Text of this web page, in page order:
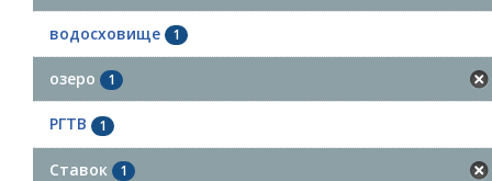
водосховище 1
озеро 1
РГТВ 1
Ставок 1